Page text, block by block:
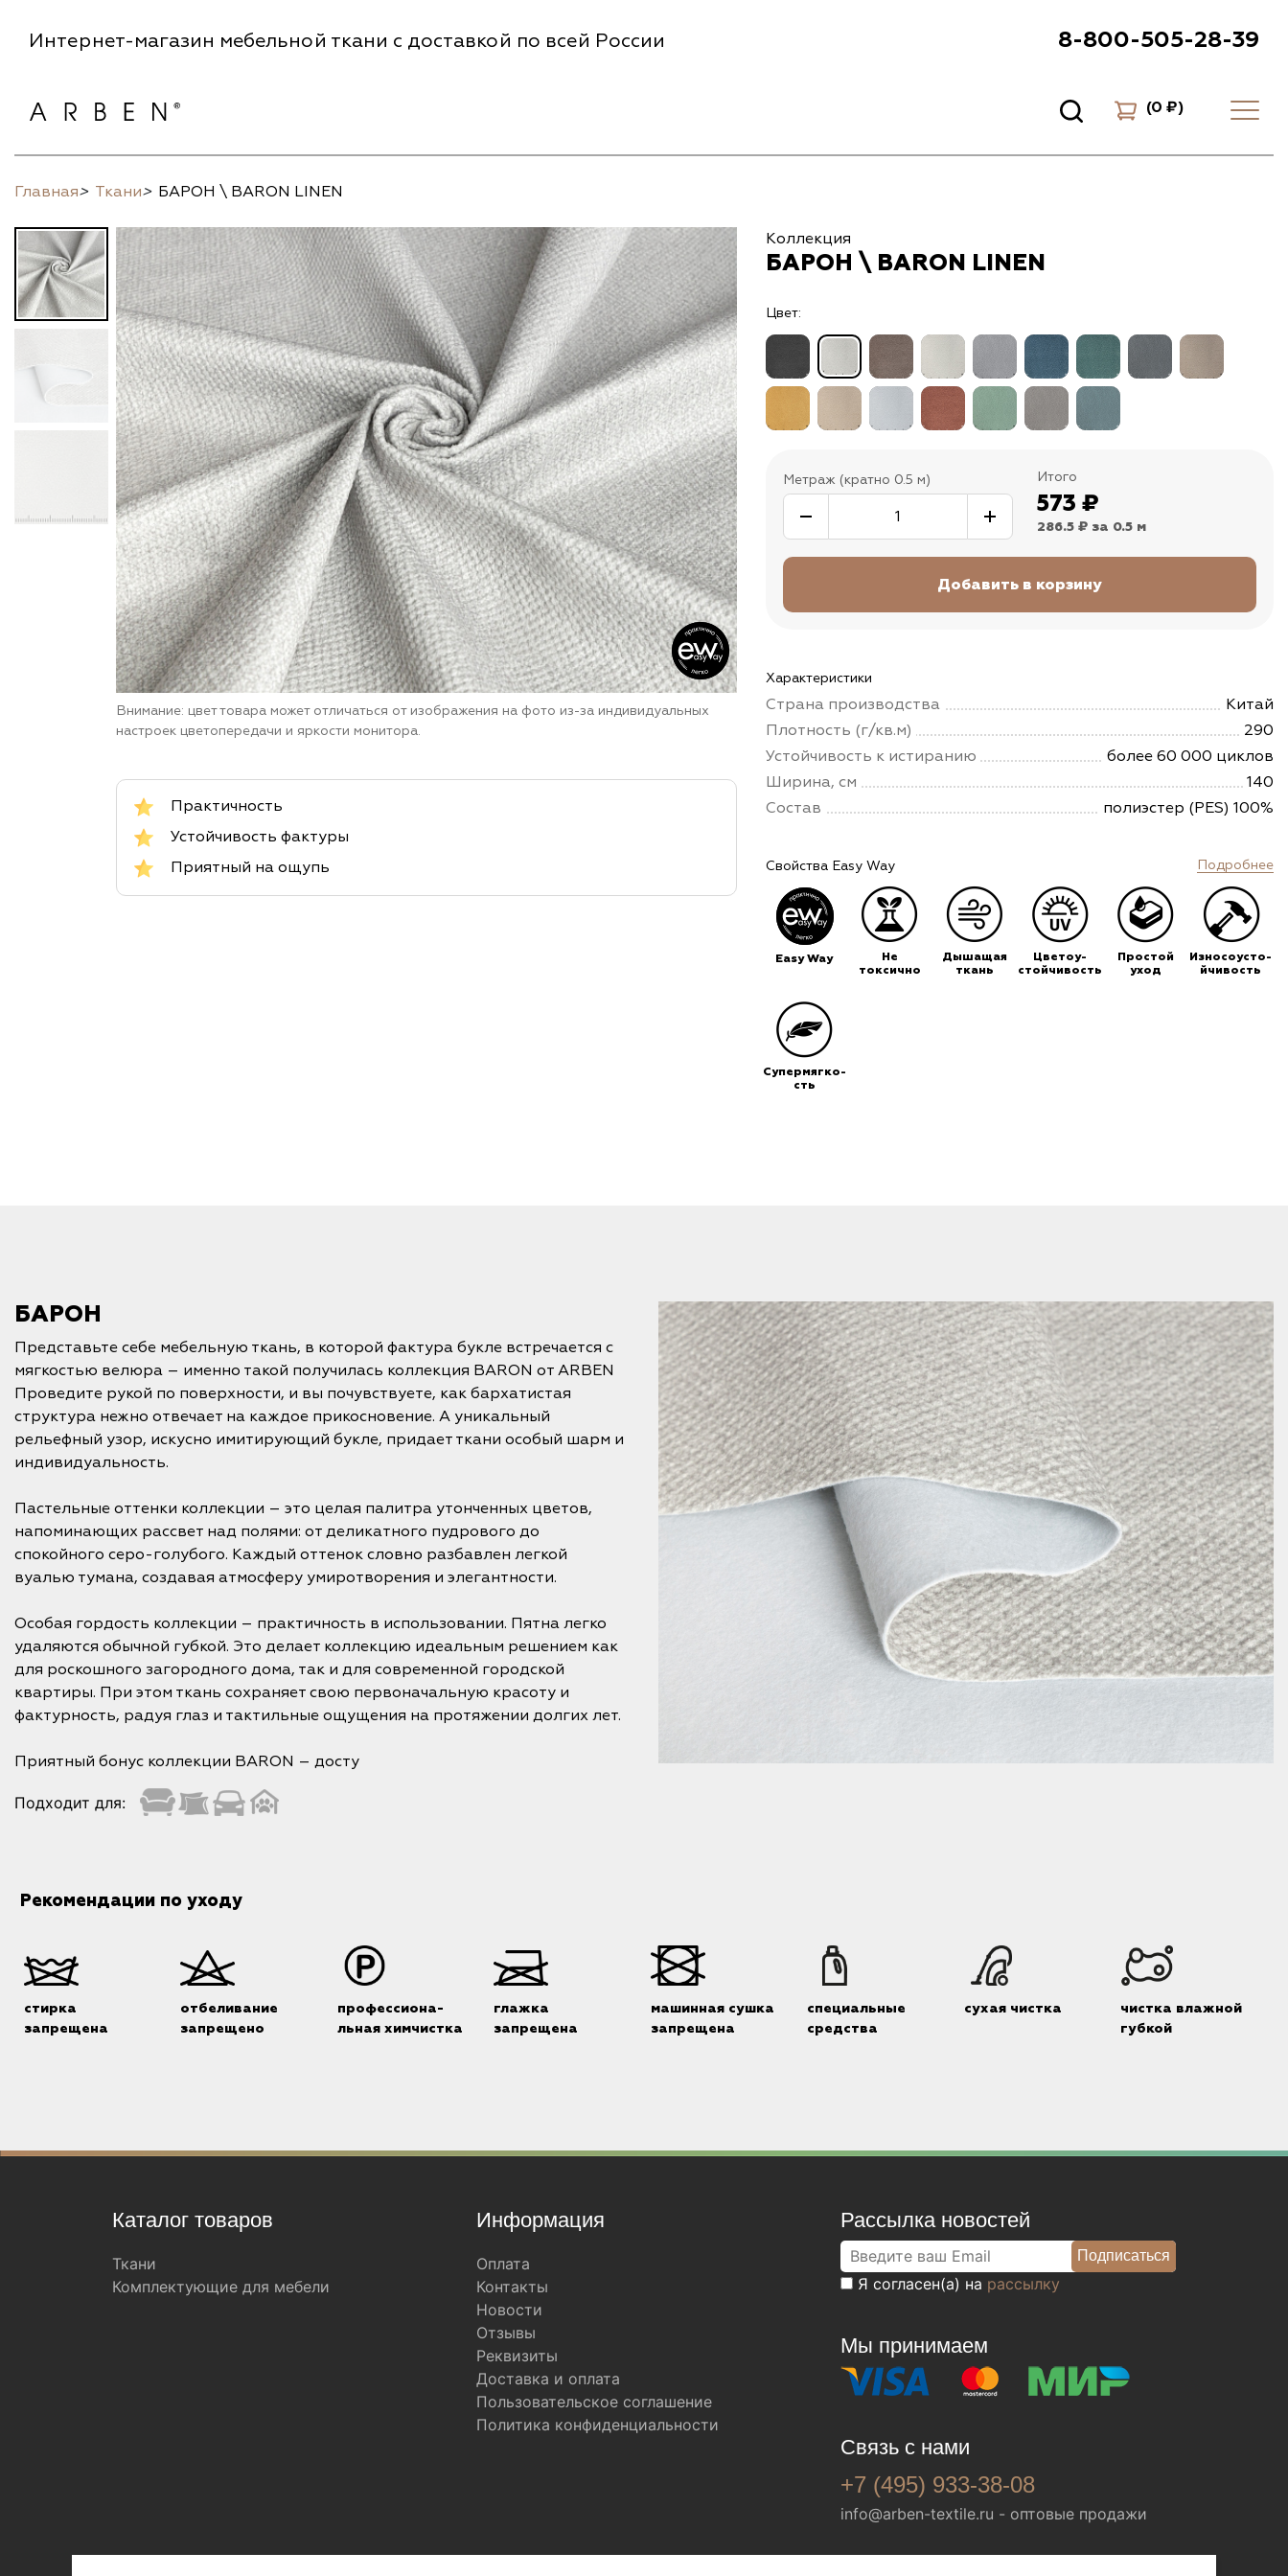
Интернет-магазин мебельной ткани с доставкой по всей России 8-800-505-28-39
(0 ₽)
Главная> Ткани> БАРОН \ BARON LINEN
Внимание: цвет товара может отличаться от изображения на фото из-за индивидуальных
настроек цветопередачи и яркости монитора.
Практичность
Устойчивость фактуры
Приятный на ощупь
Коллекция
БАРОН \ BARON LINEN
Цвет:
Метраж (кратно 0.5 м) Итого
573 ₽
286.5 ₽ за 0.5 м
Характеристики
Страна производства
Китай
Плотность (г/кв.м)
290
Устойчивость к истиранию
более 60 000 циклов
Ширина, см
140
Состав
полиэстер (PES) 100%
Свойства Easy Way Подробнее
Easy Way
Не
токсично
Дышащая
ткань
Цветоу-
стойчивость
Простой
уход
Износоусто-
йчивость
Супермягко-
сть
БАРОН
Представьте себе мебельную ткань, в которой фактура букле встречается с
мягкостью велюра – именно такой получилась коллекция BARON от ARBEN
Проведите рукой по поверхности, и вы почувствуете, как бархатистая
структура нежно отвечает на каждое прикосновение. А уникальный
рельефный узор, искусно имитирующий букле, придает ткани особый шарм и
индивидуальность.
Пастельные оттенки коллекции – это целая палитра утонченных цветов,
напоминающих рассвет над полями: от деликатного пудрового до
спокойного серо-голубого. Каждый оттенок словно разбавлен легкой
вуалью тумана, создавая атмосферу умиротворения и элегантности.
Особая гордость коллекции – практичность в использовании. Пятна легко
удаляются обычной губкой. Это делает коллекцию идеальным решением как
для роскошного загородного дома, так и для современной городской
квартиры. При этом ткань сохраняет свою первоначальную красоту и
фактурность, радуя глаз и тактильные ощущения на протяжении долгих лет.
Приятный бонус коллекции BARON – досту
Подходит для:
Рекомендации по уходу
стирка
запрещена
отбеливание
запрещено
профессиона-
льная химчистка
глажка
запрещена
машинная сушка
запрещена
специальные
средства
сухая чистка
чистка влажной
губкой
Каталог товаров
Ткани
Комплектующие для мебели
Информация
Оплата
Контакты
Новости
Отзывы
Реквизиты
Доставка и оплата
Пользовательское соглашение
Политика конфиденциальности
Рассылка новостей
Я согласен(а) на рассылку
Мы принимаем
Связь с нами
+7 (495) 933-38-08
info@arben-textile.ru - оптовые продажи